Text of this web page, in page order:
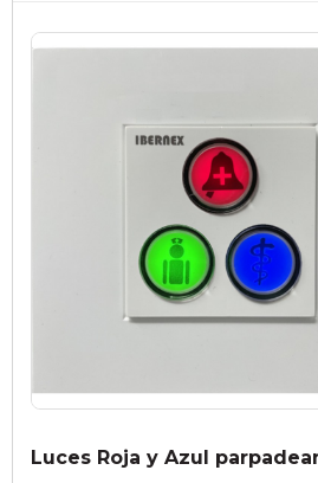
Luces Roja y Azul